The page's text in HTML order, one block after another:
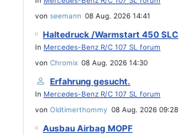
von seemann 08 Aug. 2026 14:41
Haltedruck /Warmstart 450 SLC
In Mercedes-Benz R/C 107 SL forum
von Chromix 08 Aug. 2026 14:30
Erfahrung gesucht.
In Mercedes-Benz R/C 107 SL forum
von Oldtimerthommy 08 Aug. 2026 09:28
Ausbau Airbag MOPF